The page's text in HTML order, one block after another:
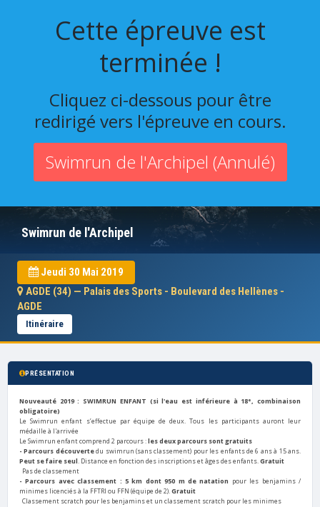
Cette épreuve est
terminée !
Cliquez ci-dessous pour être
redirigé vers l'épreuve en cours.
Swimrun de l'Archipel (Annulé)
Swimrun de l'Archipel
Jeudi 30 Mai 2019
AGDE (34) — Palais des Sports - Boulevard des Hellènes -
AGDE
Itinéraire
PRÉSENTATION
Nouveauté 2019 : SWIMRUN ENFANT (si l'eau est inférieure à 18°, combinaison
obligatoire)
Le Swimrun enfant s’effectue par équipe de deux. Tous les participants auront leur
médaille à l'arrivée
Le Swimrun enfant comprend 2 parcours :les deux parcours sont gratuits
- Parcours découvertedu swimrun (sans classement) pour les enfants de 6 ans à 15 ans.
Peut se faire seul. Distance en fonction des inscriptions et âges des enfants.Gratuit
Pas de classement
- Parcours avec classement : 5 km dont 950 m de natation pour les benjamins /
minimes licenciés à la FFTRI ou FFN (équipe de 2).Gratuit
Classement scratch pour les benjamins et un classement scratch pour les minimes